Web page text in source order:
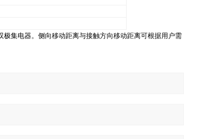
集电器。侧向移动距离与接触方向移动距离可根据用户需